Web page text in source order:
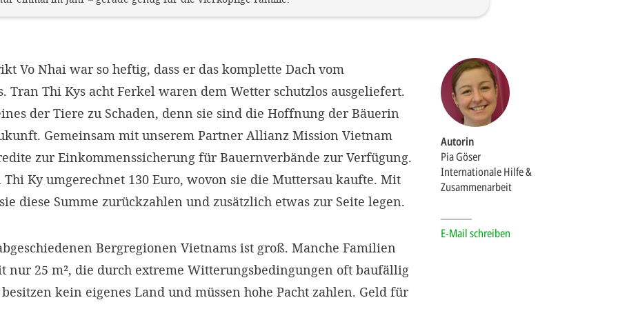
Autorin
Pia Göser
Internationale Hilfe &
Zusammenarbeit
E-Mail schreiben
Vo Nhai war so heftig, dass er das komplette Dach vom
Tran Thi Kys acht Ferkel waren dem Wetter schutzlos ausgeliefert.
der Tiere zu Schaden, denn sie sind die Hoffnung der Bäuerin
Gemeinsam mit unserem Partner Allianz Mission Vietnam
zur Einkommenssicherung für Bauernverbände zur Verfügung.
Ky umgerechnet 130 Euro, wovon sie die Muttersau kaufte. Mit
diese Summe zurückzahlen und zusätzlich etwas zur Seite legen.
Bergregionen Vietnams ist groß. Manche Familien
nur 25 m², die durch extreme Witterungsbedingungen oft baufällig
kein eigenes Land und müssen hohe Pacht zahlen. Geld für